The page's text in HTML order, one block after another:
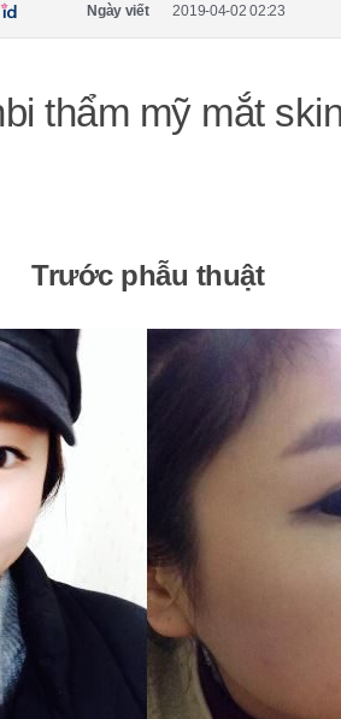
Ngày viết 2019-04-02 02:23
thẩm mỹ mắt
Trước phẫu thuật